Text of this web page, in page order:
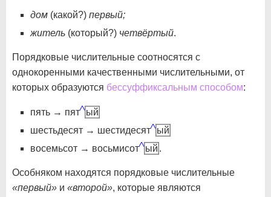
дом (какой?) первый;
житель (который?) четвёртый.
Порядковые числительные соотносятся с
однокоренными качественными числительными, от
которых образуются бессуффиксальным способом:
пять → пят
ый
шестьдесят → шестидесят
ый
восемьсот → восьмисот
ый .
Особняком находятся порядковые числительные
«первый» и «второй», которые являются